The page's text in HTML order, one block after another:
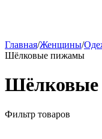
Главная/Женщины/
Шёлковые пижамы
Фильтр товаров